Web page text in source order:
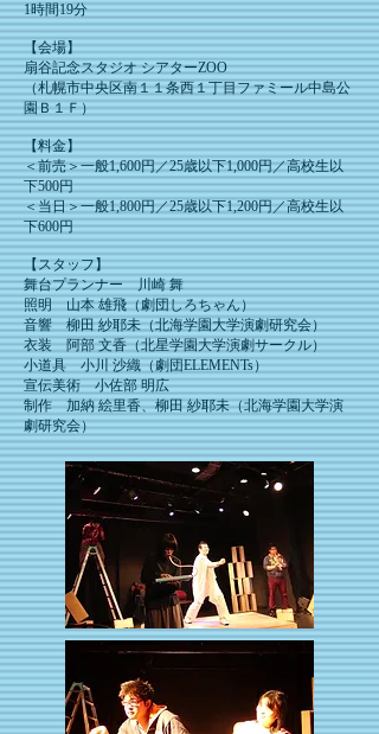
​1時間19分
【会場】
扇谷記念スタジオ シアターZOO
（札幌市中央区南１１条西１丁目ファミール中島公
園Ｂ１Ｆ）
【料金】
＜前売＞一般1,600円／25歳以下1,000円／高校生以
下500円
＜当日＞一般1,800円／25歳以下1,200円／高校生以
下600円
【スタッフ】
舞台プランナー 川崎 舞
照明 山本 雄飛（劇団しろちゃん）
音響 柳田 紗耶未（北海学園大学演劇研究会）
衣装 阿部 文香（北星学園大学演劇サークル）
小道具 小川 沙織（劇団ELEMENTs）
宣伝美術 小佐部 明広
制作 加納 絵里香、柳田 紗耶未（北海学園大学演
劇研究会）